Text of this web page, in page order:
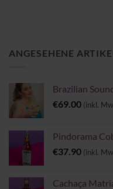
ANGESEHENE
Brazilian
€69.00 (inkl.
Pindorama
€37.90 (inkl.
Cachaça